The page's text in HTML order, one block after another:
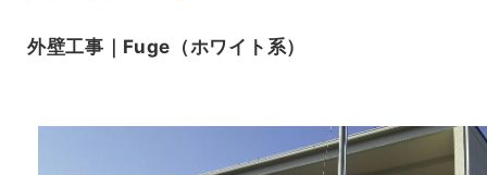
外壁工事｜Fuge（ホワイト系）